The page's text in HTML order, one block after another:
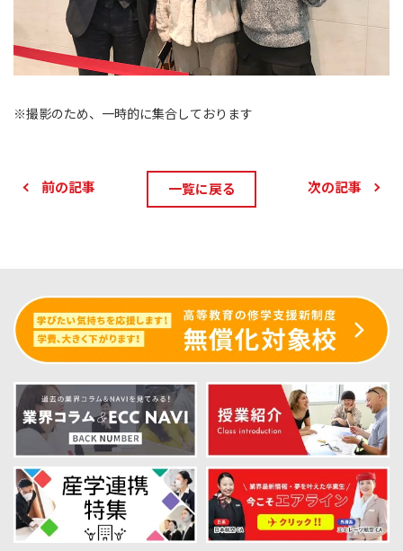
※撮影のため、一時的に集合しております
前の記事 一覧に戻る 次の記事